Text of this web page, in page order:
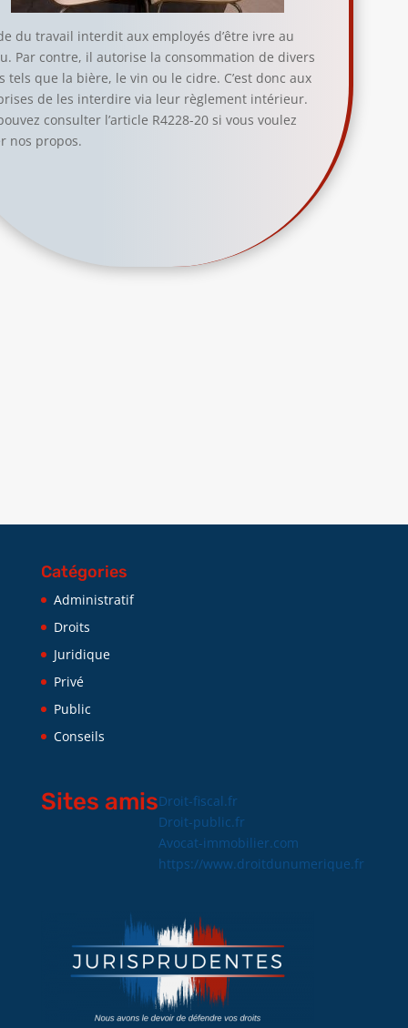
du travail interdit aux employés d’être ivre au
Par contre, il autorise la consommation de divers
tels que la bière, le vin ou le cidre. C’est donc aux
de les interdire via leur règlement intérieur.
consulter l’article R4228-20 si vous voulez
nos propos.
Catégories
Administratif
Droits
Juridique
Privé
Public
Conseils
Sites amisDroit-fiscal.fr
Droit-public.fr
Avocat-immobilier.com
https://www.droitdunumerique.fr